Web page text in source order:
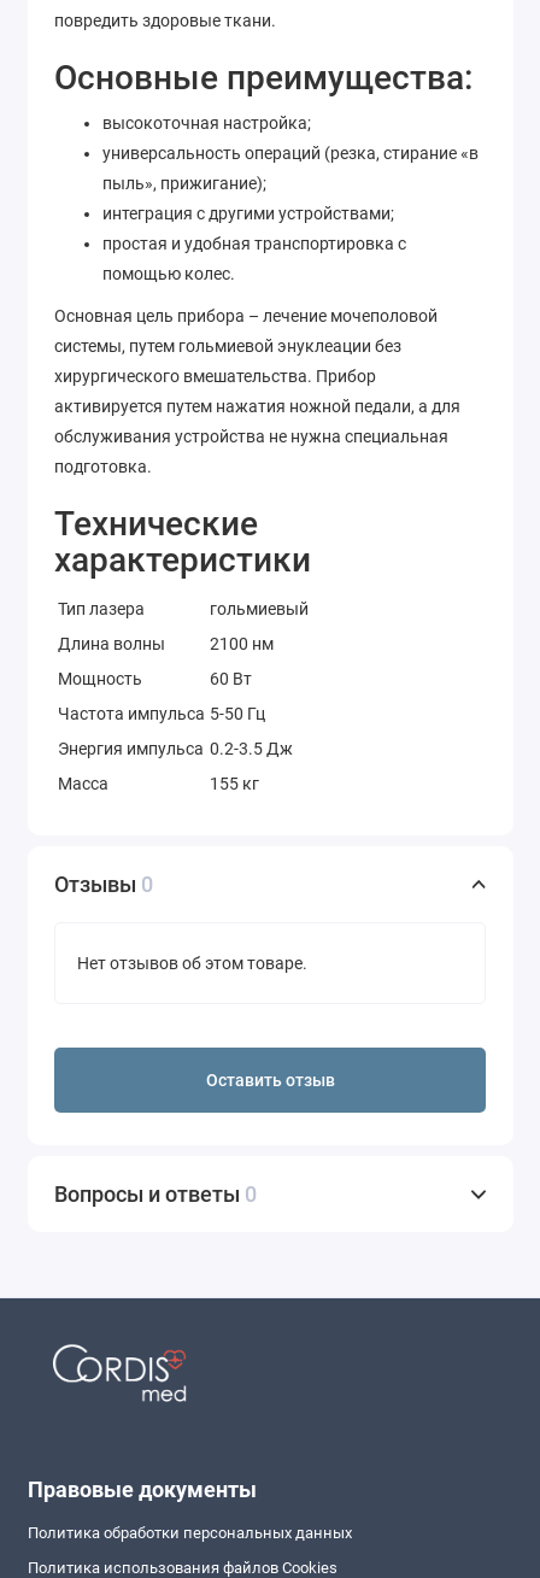
повредить здоровые ткани.
Основные преимущества:
высокоточная настройка;
универсальность операций (резка, стирание «в
пыль», прижигание);
интеграция с другими устройствами;
простая и удобная транспортировка с
помощью колес.
Основная цель прибора – лечение мочеполовой
системы, путем гольмиевой энуклеации без
хирургического вмешательства. Прибор
активируется путем нажатия ножной педали, а для
обслуживания устройства не нужна специальная
подготовка.
Технические
характеристики
Тип лазера
гольмиевый
Длина волны
2100 нм
Мощность
60 Вт
Частота импульса 5-50 Гц
Энергия импульса 0.2-3.5 Дж
Масса
155 кг
Отзывы 0
Нет отзывов об этом товаре.
Оставить отзыв
Вопросы и ответы 0
Правовые документы
Политика обработки персональных данных
Политика использования файлов Cookies